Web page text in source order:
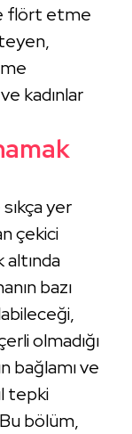
flört etme
kadınlar
yer
çekici
altında
bazı
olmadığı
bağlamı ve
tepki
bölüm,